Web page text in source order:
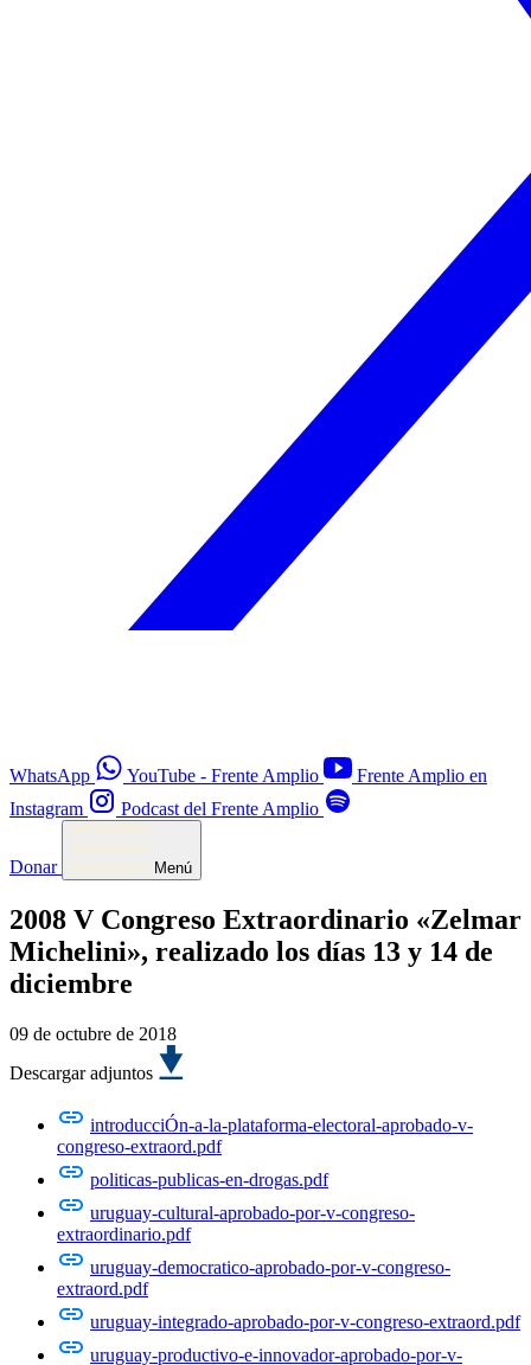
WhatsApp YouTube - Frente Amplio
Frente Amplio en
Instagram
Podcast del Frente Amplio
Donar Menú
2008 V Congreso Extraordinario «Zelmar
Michelini», realizado los días 13 y 14 de
diciembre
09 de octubre de 2018
Descargar adjuntos
introducciÓn-a-la-plataforma-electoral-aprobado-v-
congreso-extraord.pdf
politicas-publicas-en-drogas.pdf
uruguay-cultural-aprobado-por-v-congreso-
extraordinario.pdf
uruguay-democratico-aprobado-por-v-congreso-
extraord.pdf
uruguay-integrado-aprobado-por-v-congreso-extraord.pdf
uruguay-productivo-e-innovador-aprobado-por-v-